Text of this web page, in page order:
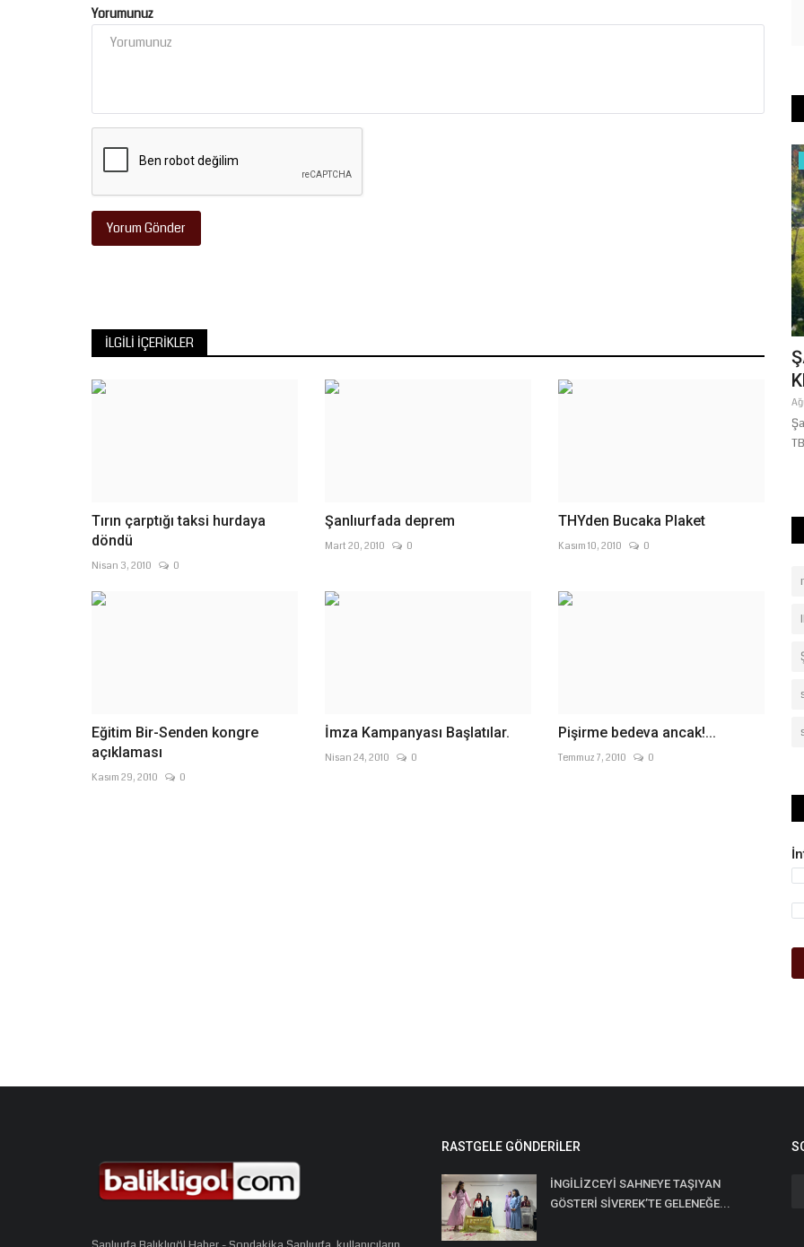
Yorumunuz
Yorum Gönder
İLGILI İÇERIKLER
Tırın çarptığı taksi hurdaya
döndü
Nisan 3, 2010 0
Şanlıurfada deprem
Mart 20, 2010 0
THYden Bucaka Plaket
Kasım 10, 2010 0
Eğitim Bir-Senden kongre
açıklaması
Kasım 29, 2010 0
İmza Kampanyası Başlatılar.
Nisan 24, 2010 0
Pişirme bedeva ancak!...
Temmuz 7, 2010 0
SIFATLARI
Temmuz 14, 2026
SON DAKİKA: Anahat Holding ve Gain
Medya’ya Büyük Operasyon!...
RASTGELE GÖNDERILER
İNGİLİZCEYİ SAHNEYE TAŞIYAN
GÖSTERİ SİVEREK’TE GELENEĞE...